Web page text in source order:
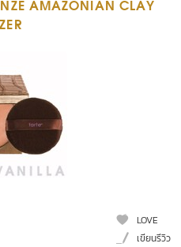
AMAZONIAN CLAY
LOVE
เขียนรีวิว